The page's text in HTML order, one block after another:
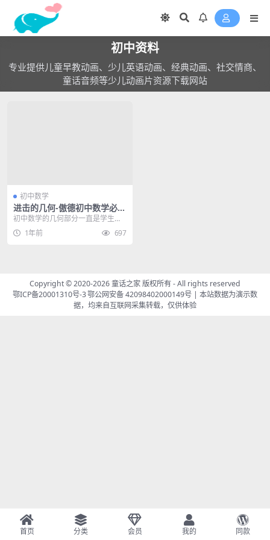
初中资料
专业提供儿童早教动画、少儿英语动画、经典动画、社交情商、
童话音频等少儿动画片资源下载网站
初中数学
进击的几何-傲德初中数学必考
18种几何模型视频讲解网课
初中数学的几何部分一直是学生们
的难点之一，而几何模型更是让很
多同学头疼的知识点。针对这一难
1年前 697
Copyright © 2020-2026 童话之家 版权所有 - All rights reserved
鄂ICP备20001310号-3鄂公网安备 42098402000149号 | 本站数据为演示数
据，均来自互联网采集转载，仅供体验
首页 分类 会员 我的 同款